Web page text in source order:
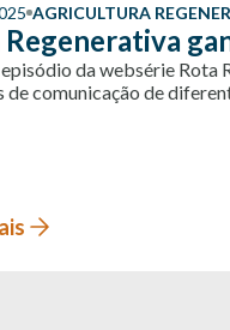
AGRICULTURA
Regenerativa
da websérie Rota
de comunicação de